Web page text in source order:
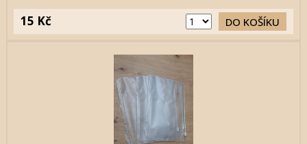
15 Kč DO KOŠÍKU